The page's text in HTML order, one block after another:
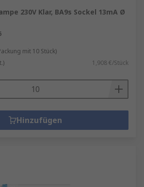
230V Klar, BA9s Sockel 13mA Ø
mit 10 Stück)
1,908 €/Stück
Hinzufügen